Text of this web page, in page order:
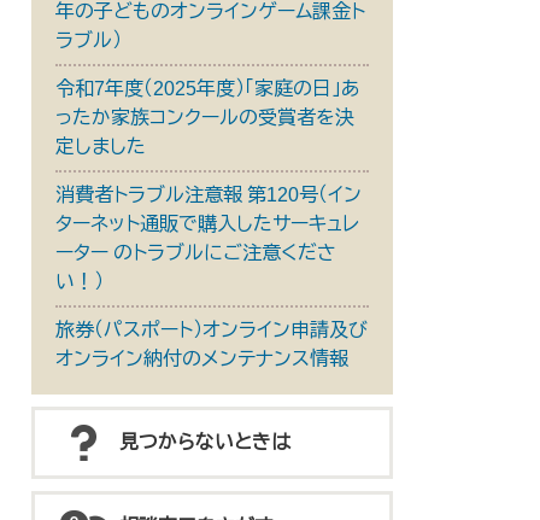
年の子どものオンラインゲーム課金ト
ラブル）
令和7年度（2025年度）「家庭の日」あ
ったか家族コンクールの受賞者を決
定しました
消費者トラブル注意報 第120号（イン
ターネット通販で購入したサーキュレ
ーター のトラブルにご注意くださ
い！）
旅券（パスポート）オンライン申請及び
オンライン納付のメンテナンス情報
見つからないときは